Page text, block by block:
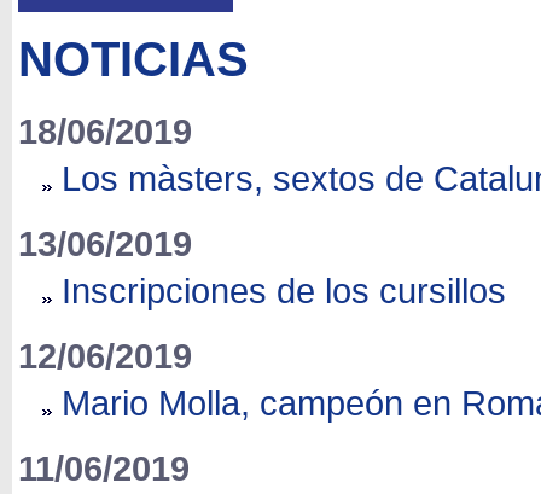
NOTICIAS
18/06/2019
Los màsters, sextos de
13/06/2019
Inscripciones de los cursillos
12/06/2019
Mario Molla, campeón en
11/06/2019